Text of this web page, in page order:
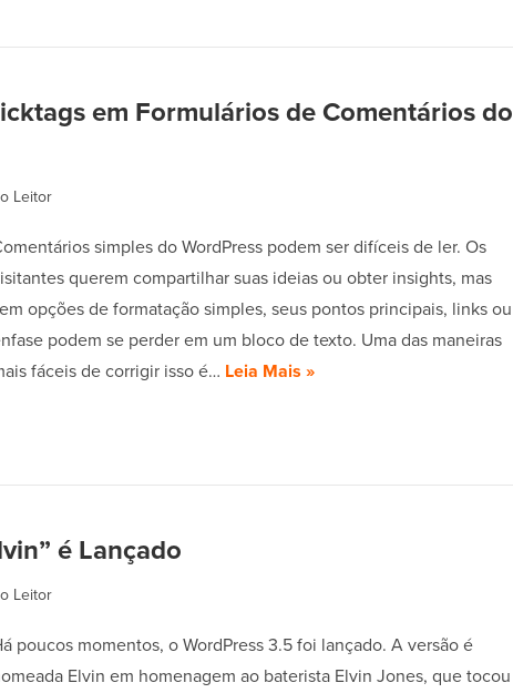
em Formulários de Comentários do
Leitor
simples do WordPress podem ser difíceis de ler. Os
querem compartilhar suas ideias ou obter insights, mas
opções de formatação simples, seus pontos principais, links ou
podem se perder em um bloco de texto. Uma das maneiras
fáceis de corrigir isso é… Leia Mais »
é Lançado
Leitor
poucos momentos, o WordPress 3.5 foi lançado. A versão é
Elvin em homenagem ao baterista Elvin Jones, que tocou